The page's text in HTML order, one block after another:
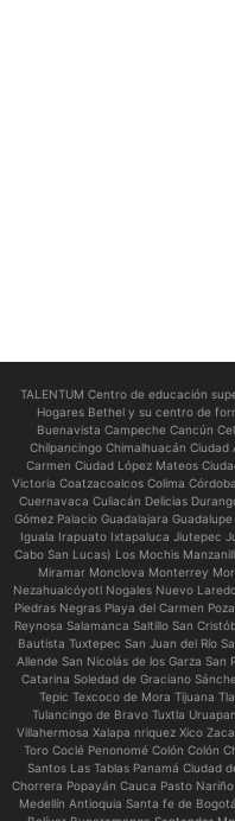
TALENTUM Centro de educación
Hogares Bethel y su centro de
Buenavista Campeche Cancún
Chilpancingo Chimalhuacán Ciudad
Carmen Ciudad López Mateos
Victoria Coatzacoalcos Colima
Cuernavaca Culiacán Delicias
Gómez Palacio Guadalajara
Iguala Irapuato Ixtapaluca Jiutepec
Cabo San Lucas) Los Mochis
Miramar Monclova Monterrey
Nezahualcóyotl Nogales Nuevo
Piedras Negras Playa del Carmen
Reynosa Salamanca Saltillo San
Bautista Tuxtepec San Juan del Río
Allende San Nicolás de los Garza San
Catarina Soledad de Graciano
Tepic Texcoco de Mora Tijuana
Tulancingo de Bravo Tuxtla
Villahermosa Xalapa nriquez Xico
Toro Coclé Penonomé Colón Colón
Santos Las Tablas Panamá Ciudad
Chorrera Popayán Cauca Pasto
Medellín Antioquia Santa fe de